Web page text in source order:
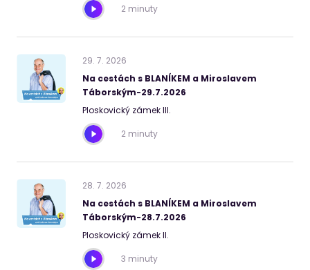
2 minuty
29. 7. 2026
Na cestách s BLANÍKEM a Miroslavem
Táborským-29.7.2026
Ploskovický zámek III.
2 minuty
28. 7. 2026
Na cestách s BLANÍKEM a Miroslavem
Táborským-28.7.2026
Ploskovický zámek II.
3 minuty